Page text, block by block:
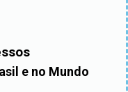
e no Mundo